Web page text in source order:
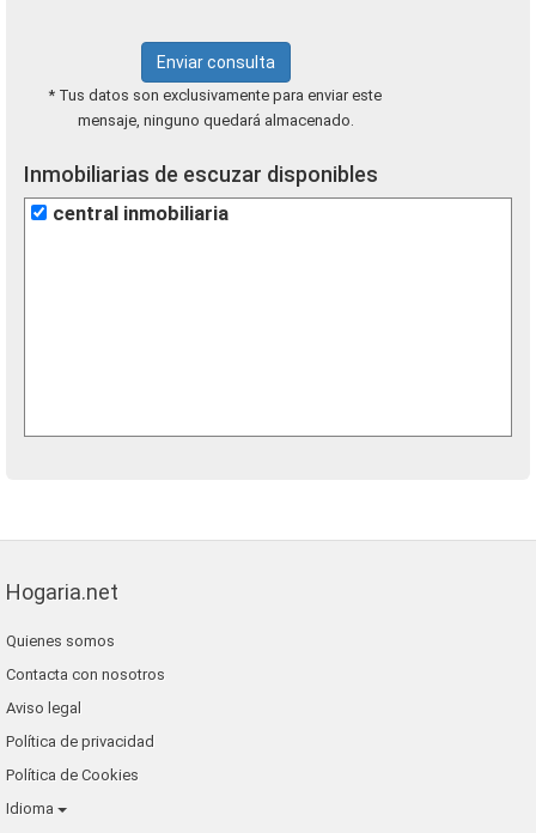
Enviar consulta
* Tus datos son exclusivamente para enviar este
mensaje, ninguno quedará almacenado.
Inmobiliarias de escuzar disponibles
central inmobiliaria
Hogaria.net
Quienes somos
Contacta con nosotros
Aviso legal
Política de privacidad
Política de Cookies
Idioma